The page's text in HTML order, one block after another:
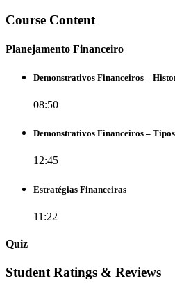
Course Content
Planejamento Financeiro
Demonstrativos Financeiros –
08:50
Demonstrativos Financeiros –
12:45
Estratégias Financeiras
11:22
Quiz
Student Ratings & Reviews